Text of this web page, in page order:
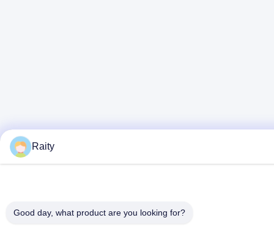
Raity
Good day, what product are you looking for?